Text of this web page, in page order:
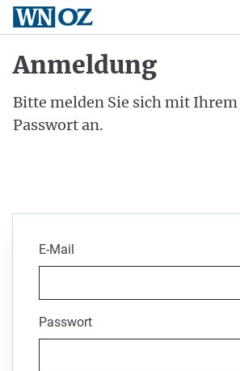
Anmeldung
Bitte melden Sie sich mit
Passwort an.
E-Mail
Passwort